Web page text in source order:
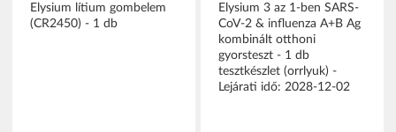
Elysium lítium gombelem
(CR2450) - 1 db
Elysium 3 az 1-ben SARS-
CoV-2 & influenza A+B Ag
kombinált otthoni
gyorsteszt - 1 db
tesztkészlet (orrlyuk) -
Lejárati idő: 2028-12-02